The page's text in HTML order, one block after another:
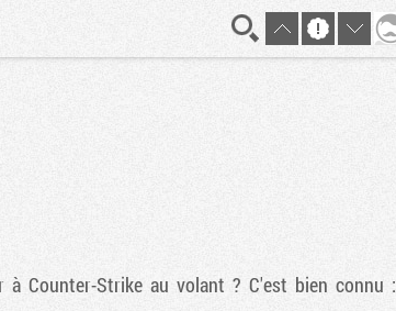
Counter-Strike au volant ? C'est bien connu :
En direct